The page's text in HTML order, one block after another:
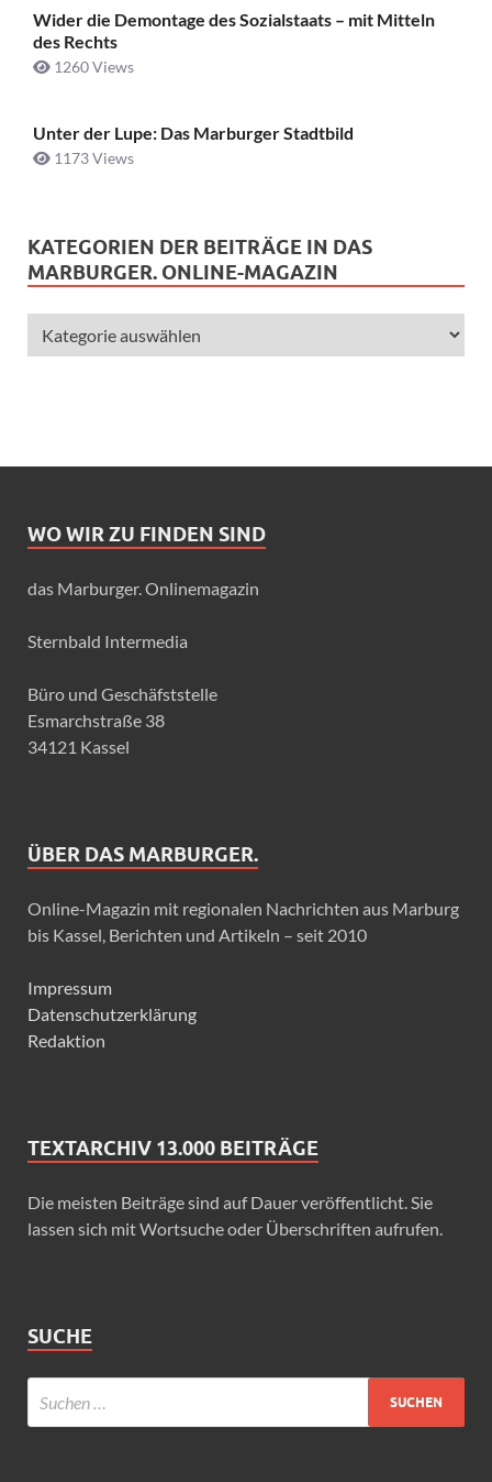
Wider die Demontage des Sozialstaats – mit Mitteln
des Rechts
1260 Views
Unter der Lupe: Das Marburger Stadtbild
1173 Views
KATEGORIEN DER BEITRÄGE IN DAS
MARBURGER. ONLINE-MAGAZIN
WO WIR ZU FINDEN SIND
das Marburger. Onlinemagazin
Sternbald Intermedia
Büro und Geschäfststelle
Esmarchstraße 38
34121 Kassel
ÜBER DAS MARBURGER.
Online-Magazin mit regionalen Nachrichten aus Marburg
bis Kassel, Berichten und Artikeln – seit 2010
Impressum
Datenschutzerklärung
Redaktion
TEXTARCHIV 13.000 BEITRÄGE
Die meisten Beiträge sind auf Dauer veröffentlicht. Sie
lassen sich mit Wortsuche oder Überschriften aufrufen.
SUCHE